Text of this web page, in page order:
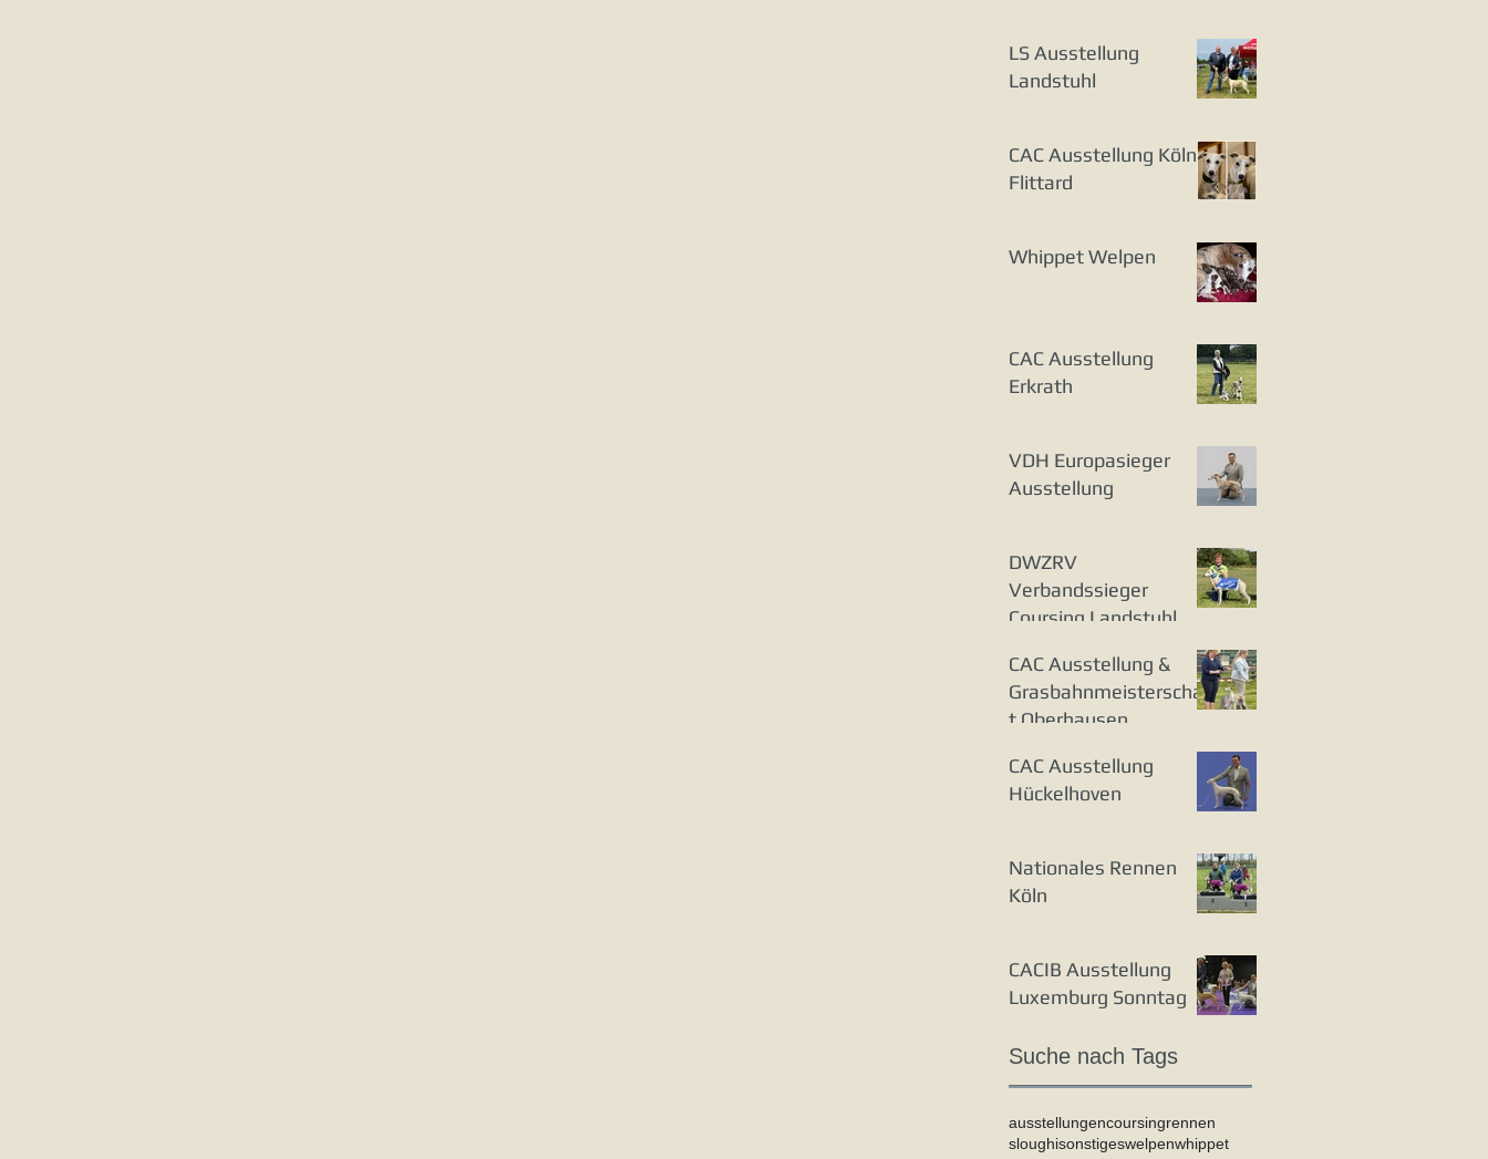
LS Ausstellung
Landstuhl
CAC Ausstellung Köln-
Flittard
Whippet Welpen
CAC Ausstellung
Erkrath
VDH Europasieger
Ausstellung
DWZRV
Verbandssieger
Coursing Landstuhl
CAC Ausstellung &
Grasbahnmeisterschaf
t Oberhausen
CAC Ausstellung
Hückelhoven
Nationales Rennen
Köln
CACIB Ausstellung
Luxemburg Sonntag
Suche nach Tags
ausstellungencoursingrennen
sloughisonstigeswelpenwhippet